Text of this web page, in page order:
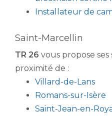
Installateur de
Saint-Marcellin
TR 26 vous propose ses
proximité de :
Villard-de-Lans
Romans-sur-Isère
Saint-Jean-en-